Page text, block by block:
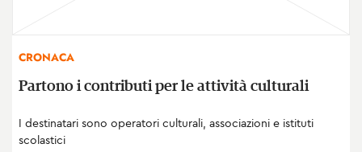
CRONACA
Partono i contributi per le attività culturali
I destinatari sono operatori culturali, associazioni e istituti
scolastici